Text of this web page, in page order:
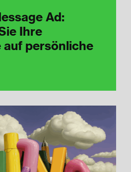
Ad:
Ihre
auf persönliche